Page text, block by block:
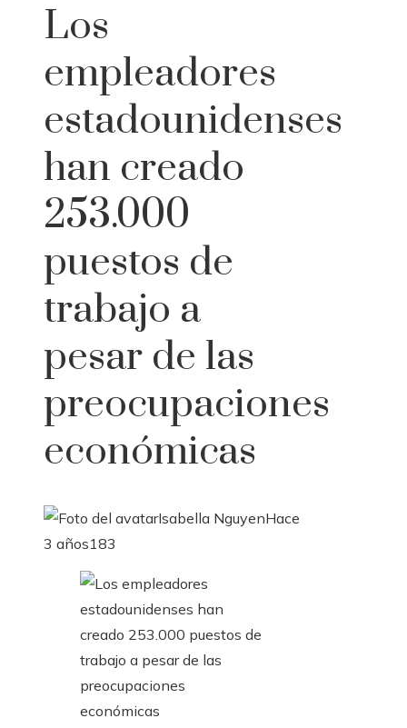
Los
empleadores
estadounidenses
han creado
253.000
puestos de
trabajo a
pesar de las
preocupaciones
económicas
Isabella NguyenHace
3 años183